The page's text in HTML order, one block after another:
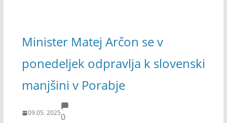
Minister Matej Arčon se v
ponedeljek odpravlja k slovenski
manjšini v Porabje
09.05. 20250